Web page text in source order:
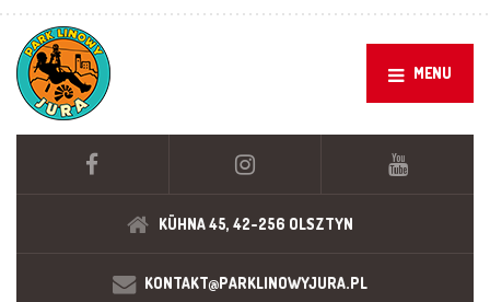
MENU
KÜHNA 45, 42-256 OLSZTYN
KONTAKT@PARKLINOWYJURA.PL